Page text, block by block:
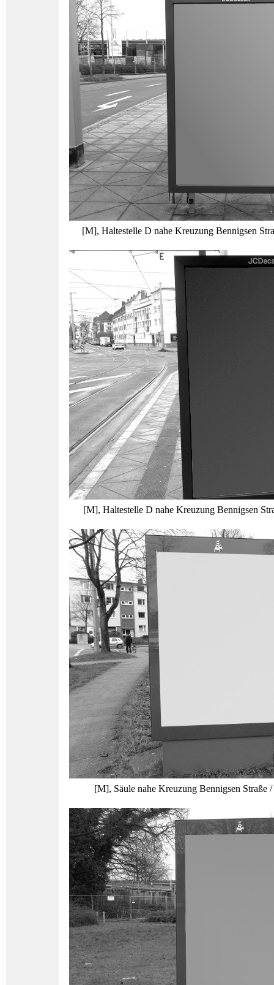
[M], Haltestelle D nahe Kreuzung Bennigsen
[M], Haltestelle D nahe Kreuzung Bennigsen
[M], Säule nahe Kreuzung Bennigsen Straße